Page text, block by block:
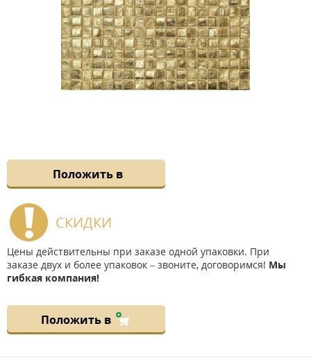
Положить в
СКИДКИ
Цены действительны при заказе одной упаковки. При
заказе двух и более упаковок – звоните, договоримся! Мы
гибкая компания!
Положить в